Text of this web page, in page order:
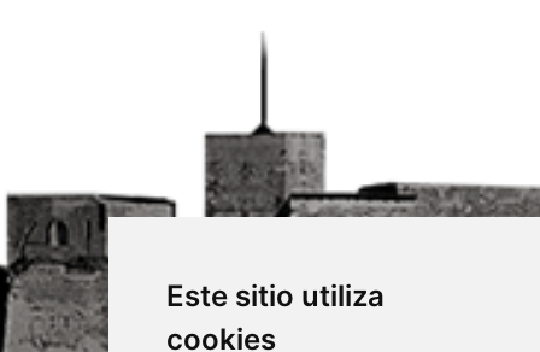
Este sitio utiliza
cookies